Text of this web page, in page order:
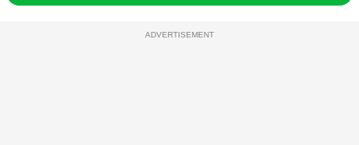
ADVERTISEMENT